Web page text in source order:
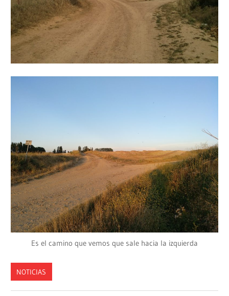
Es el camino que vemos que sale hacia la izquierda
NOTICIAS